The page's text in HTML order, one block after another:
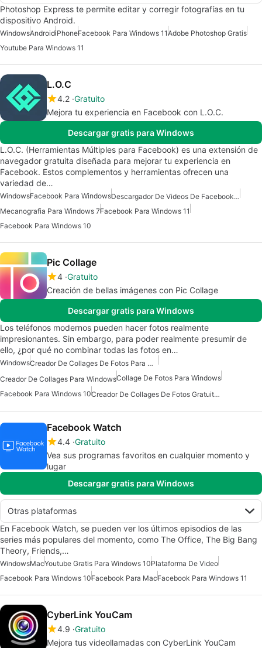
Photoshop Express te permite editar y corregir fotografías en tu
dispositivo Android.
WindowsAndroidiPhoneFacebook Para Windows 11 Adobe Photoshop Gratis
Youtube Para Windows 11
L.O.C
4.2 Gratuito
Mejora tu experiencia en Facebook con L.O.C.
Descargar gratis para Windows
L.O.C. (Herramientas Múltiples para Facebook) es una extensión de
navegador gratuita diseñada para mejorar tu experiencia en
Facebook. Estos complementos y herramientas ofrecen una
variedad de…
WindowsFacebook Para Windows
Descargador De Videos De Facebook Para Windows
Mecanografia Para Windows 7Facebook Para Windows 11
Facebook Para Windows 10
Pic Collage
4 Gratuito
Creación de bellas imágenes con Pic Collage
Descargar gratis para Windows
Los teléfonos modernos pueden hacer fotos realmente
impresionantes. Sin embargo, para poder realmente presumir de
ello, ¿por qué no combinar todas las fotos en…
Windows
Creador De Collages De Fotos Para Windows
Creador De Collages Para WindowsCollage De Fotos Para Windows
Facebook Para Windows 10
Creador De Collages De Fotos Gratuito Para Windows
‪Facebook Watch
4.4 Gratuito
Vea sus programas favoritos en cualquier momento y
lugar
Descargar gratis para Windows
Otras plataformas
En Facebook Watch, se pueden ver los últimos episodios de las
series más populares del momento, como The Office, The Big Bang
Theory, Friends,…
WindowsMacYoutube Gratis Para Windows 10Plataforma De Video
Facebook Para Windows 10Facebook Para MacFacebook Para Windows 11
CyberLink YouCam
4.9 Gratuito
Mejora tus videollamadas con CyberLink YouCam